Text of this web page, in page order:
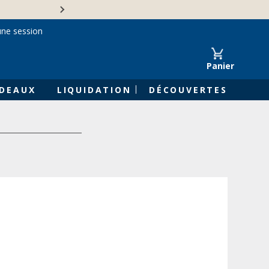
Panier
LIQUIDATION DÉCOUVERTES
session